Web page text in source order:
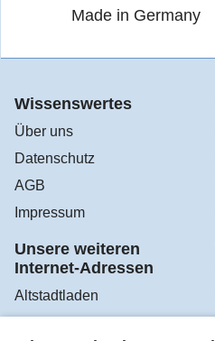
Made in Germany
Wissenswertes
Über uns
Datenschutz
AGB
Impressum
Unsere weiteren
Internet-Adressen
Altstadtladen